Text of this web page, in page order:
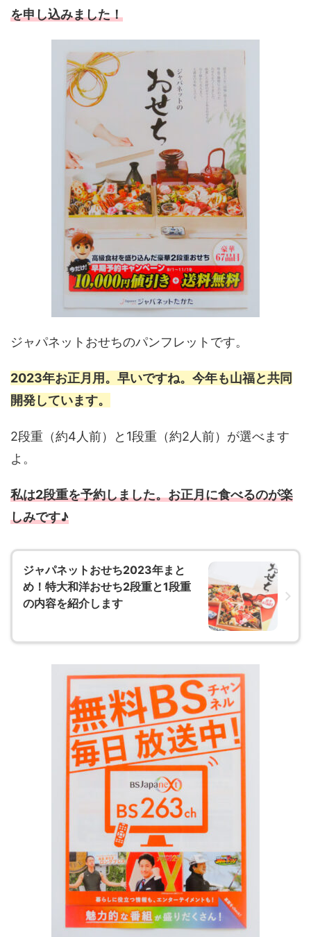
を申し込みました！
ジャパネットおせちのパンフレットです。
2023年お正月用。早いですね。今年も山福と共同
開発しています。
2段重（約4人前）と1段重（約2人前）が選べます
よ。
私は2段重を予約しました。お正月に食べるのが楽
しみです♪
ジャパネットおせち2023年まと
め！特大和洋おせち2段重と1段重
の内容を紹介します